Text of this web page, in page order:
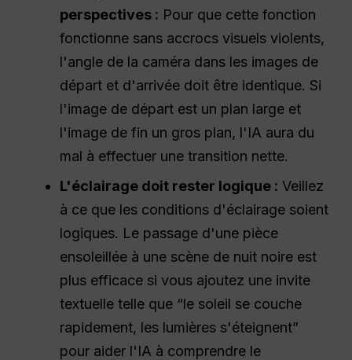
perspectives : Pour que cette fonction
fonctionne sans accrocs visuels violents,
l'angle de la caméra dans les images de
départ et d'arrivée doit être identique. Si
l'image de départ est un plan large et
l'image de fin un gros plan, l'IA aura du
mal à effectuer une transition nette.
L'éclairage doit rester logique : Veillez
à ce que les conditions d'éclairage soient
logiques. Le passage d'une pièce
ensoleillée à une scène de nuit noire est
plus efficace si vous ajoutez une invite
textuelle telle que “le soleil se couche
rapidement, les lumières s'éteignent”
pour aider l'IA à comprendre le